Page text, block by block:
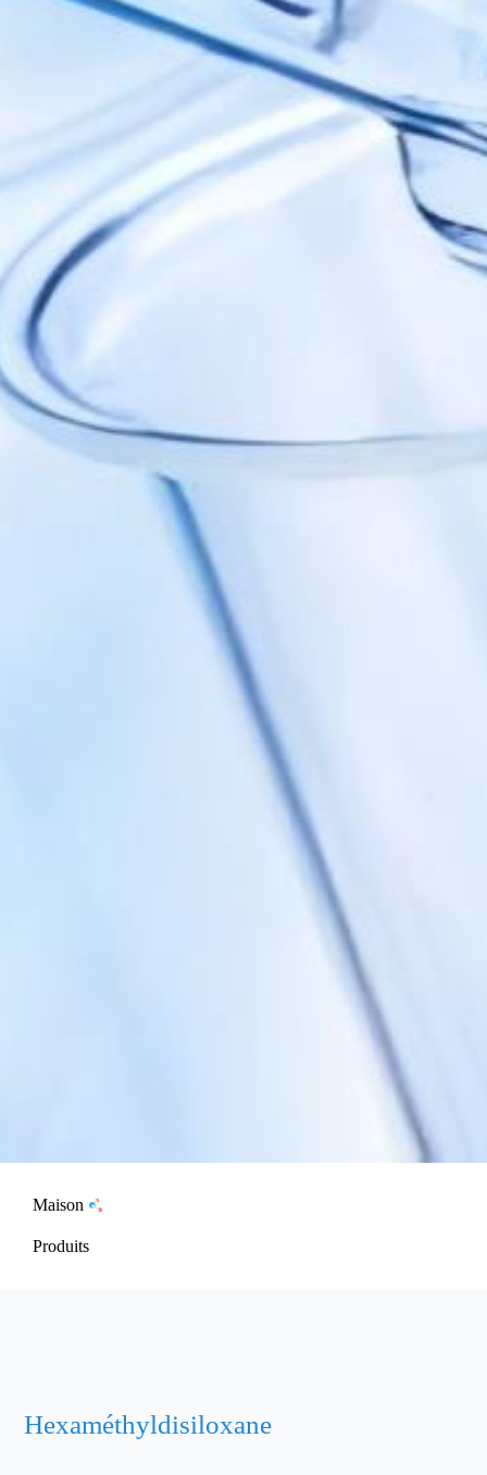
Maison
Produits
Hexaméthyldisiloxane